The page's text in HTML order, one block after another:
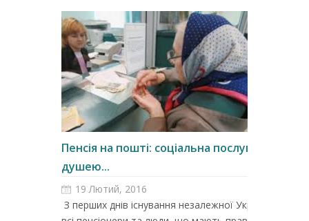
Пенсія на пошті: соціальна послуга з
душею...
19 Лютий, 2016
З перших днів існування незалежної України